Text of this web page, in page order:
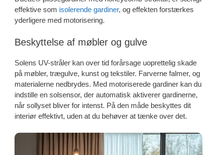
effektive som isolerende gardiner, og effekten forstærkes
yderligere med motorisering.
Beskyttelse af møbler og gulve
Solens UV-stråler kan over tid forårsage uoprettelig skade
på møbler, trægulve, kunst og tekstiler. Farverne falmer, og
materialerne nedbrydes. Med motoriserede gardiner kan du
indstille en solsensor, der automatisk aktiverer gardinerne,
når sollyset bliver for intenst. På den måde beskyttes dit
interiør effektivt, uden at du behøver at tænke over det.